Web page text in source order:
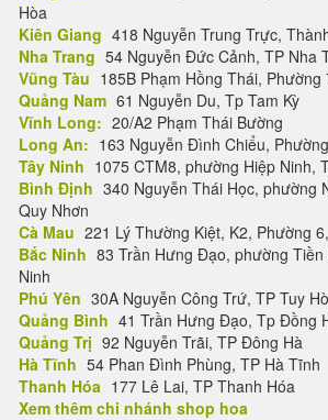
Hòa
Kiên Giang 418 Nguyễn Trung Trực,
Nha Trang 54 Nguyễn Đức Cảnh, TP Nha
Vũng Tàu 185B Phạm Hồng Thái, Phường
Quảng Nam 61 Nguyễn Du, Tp Tam Kỳ
Vĩnh Long: 20/A2 Phạm Thái Bường
Long An: 163 Nguyễn Đình Chiểu,
Tây Ninh 1075 CTM8, phường Hiệp Ninh,
Bình Định 340 Nguyễn Thái Học, phường
Quy Nhơn
Cà Mau 221 Lý Thường Kiệt, K2, Phường
Bắc Ninh 83 Trần Hưng Đạo, phường Tiền
Ninh
Phú Yên 30A Nguyễn Công Trứ, TP Tuy
Quảng Bình 41 Trần Hưng Đạo, Tp Đồng
Quảng Trị 92 Nguyễn Trãi, TP Đông Hà
Hà Tĩnh 54 Phan Đình Phùng, TP Hà Tĩnh
Thanh Hóa 177 Lê Lai, TP Thanh Hóa
Xem thêm chi nhánh shop hoa